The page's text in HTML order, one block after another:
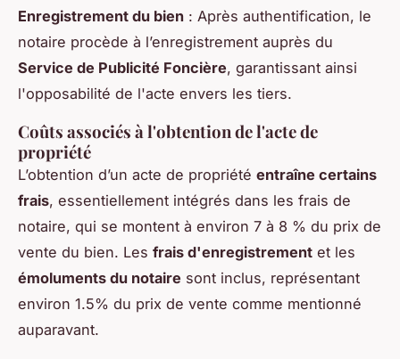
Enregistrement du bien : Après authentification, le
notaire procède à l’enregistrement auprès du
Service de Publicité Foncière, garantissant ainsi
l'opposabilité de l'acte envers les tiers.
Coûts associés à l'obtention de l'acte de
propriété
L’obtention d’un acte de propriété entraîne certains
frais, essentiellement intégrés dans les frais de
notaire, qui se montent à environ 7 à 8 % du prix de
vente du bien. Les frais d'enregistrement et les
émoluments du notaire sont inclus, représentant
environ 1.5% du prix de vente comme mentionné
auparavant.